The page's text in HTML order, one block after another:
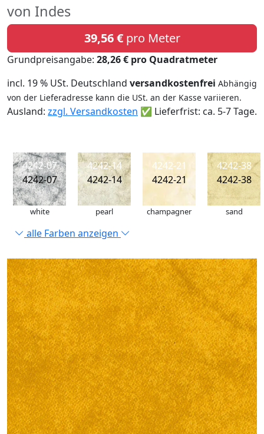
von Indes
39,56 €pro Meter
Grundpreisangabe: 28,26 € pro Quadratmeter
incl. 19 % USt. Deutschland versandkostenfrei Abhängig
von der Lieferadresse kann die USt. an der Kasse variieren.
Ausland: zzgl. Versandkosten ✅ Lieferfrist: ca. 5-7 Tage.
4242-07
4242-07
white
4242-14
4242-14
pearl
4242-21
4242-21
champagner
4242-38
4242-38
sand
alle Farben anzeigen